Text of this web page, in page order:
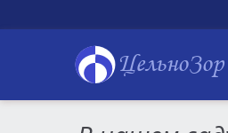
ЦельноЗор